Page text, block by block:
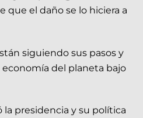
que el daño se lo hiciera a
siguiendo sus pasos y
del planeta bajo
la presidencia y su política